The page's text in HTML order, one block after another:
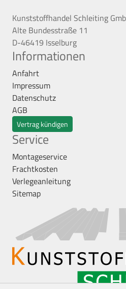
Kunststoffhandel Schleiting
Alte Bundesstraße 11
D-46419 Isselburg
Informationen
Anfahrt
Impressum
Datenschutz
AGB
Vertrag kündigen
Service
Montageservice
Frachtkosten
Verlegeanleitung
Sitemap